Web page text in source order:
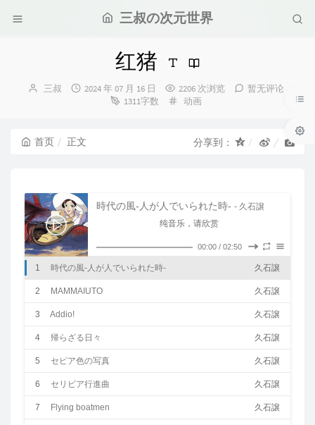
三叔の次元世界
红猪
博
三叔
发
2024 年 07 月 16 日 2206 次浏览
暂无评论
1311字数
分
动画
首页 正文 分享到：
時代の風-人が人でいられた時- - 久石譲
纯音乐，请欣赏
00:00 / 02:50
1 時代の風-人が人でいられた時- 久石譲
2 MAMMAIUTO 久石譲
3 Addio! 久石譲
4 帰らざる日々 久石譲
5 セピア色の写真 久石譲
6 セリビア行進曲 久石譲
7 Flying boatmen 久石譲